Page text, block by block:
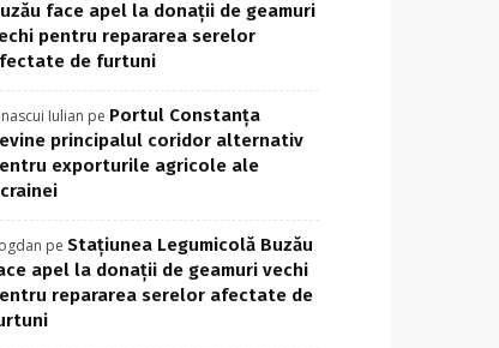
face apel la donații de geamuri
pentru repararea serelor
de furtuni
Iulian pe Portul Constanța
principalul coridor alternativ
exporturile agricole ale
pe Stațiunea Legumicolă Buzău
apel la donații de geamuri vechi
repararea serelor afectate de